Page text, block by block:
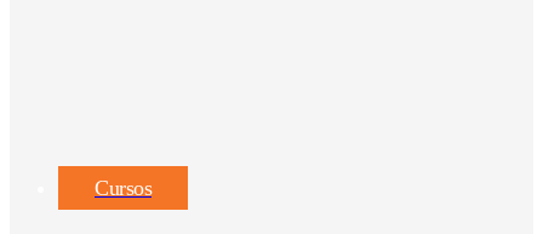
Cursos